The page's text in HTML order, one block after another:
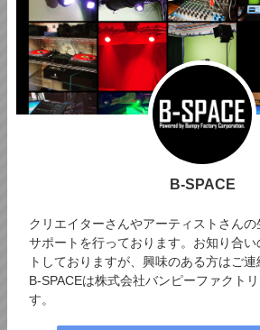
B-SPACE
クリエイターさんやアーティストさん
サポートを行っております。お知り合
トしておりますが、興味のある方はご連
B-SPACEは株式会社バンピーファクト
す。